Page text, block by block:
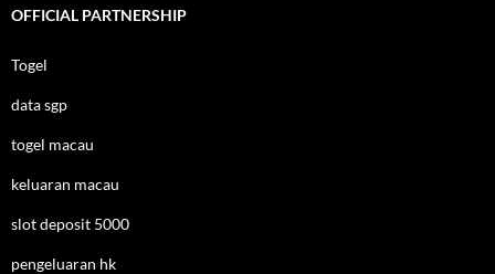
OFFICIAL PARTNERSHIP
Togel
data sgp
togel macau
keluaran macau
slot deposit 5000
pengeluaran hk